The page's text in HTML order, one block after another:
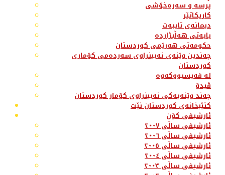
پرسە و سەرەخۆشی
کاریکاتێر
دیمانەی تایبەت
بابەتی هەڵبژاردە
حکومەتی هەرێمی کوردستان
چەندین وێنەی نەبینراوی سەردەمی کۆماری
کوردستان
لە فەیسبووکەوە
ڤیدۆ
چەند وێنەیەکی نەبینراوی کۆمار کوردستان
کتێبخانەی کوردستان نێت
ئارشیفی کۆن
ئارشیفی ساڵی ٢٠٠٧
ئارشیفی ساڵی ٢٠٠٦
ئارشیفی ساڵی ٢٠٠٥
ئارشیفی ساڵی ٢٠٠٤
ئارشیفی ساڵی ٢٠٠٣